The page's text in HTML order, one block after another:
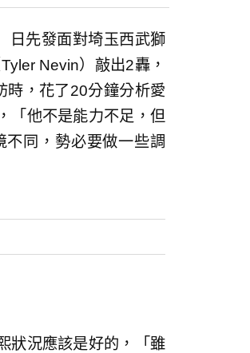
日先發面對埼玉西武獅
Nevin）敲出2轟，
時，花了20分鐘分析愛
「他不是能力不足，但
不同，勢必要做一些調
狀況應該是好的，「雖